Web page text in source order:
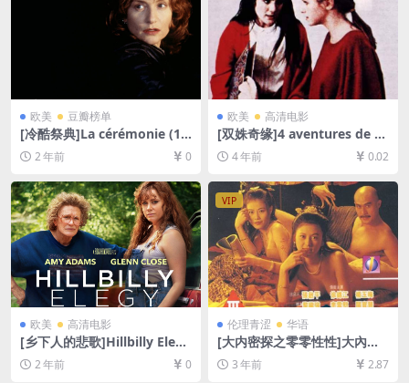
欧美 豆瓣榜单
[冷酷祭典]La cérémonie (19
95)[百度网盘+夸克网盘1080P
超清未删减资源][网盘在线播
幕]
2 年前 0
欧美 高清电影
[双姝奇缘]4 aventures de R
einette et Mirabelle (1987)
[百度网盘+迅雷云盘资源D9高
字幕]
4 年前 0.02
欧美 高清电影
[乡下人的悲歌]Hillbilly Elegy
(2020)[百度网盘+夸克网盘10
80P超清未删减资源][网盘在
2 年前 0
VIP
伦理青涩 华语
[大内密探之零零性性]大內密
探之靈靈性性 (1996)[百度网
盘+夸克网盘1080P超清未删
3 年前 2.87